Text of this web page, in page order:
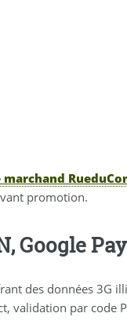
promotion.
Google
des données 3G
validation par code